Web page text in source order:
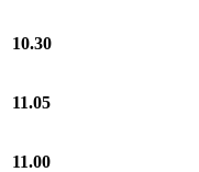
10.30
11.05
11.00